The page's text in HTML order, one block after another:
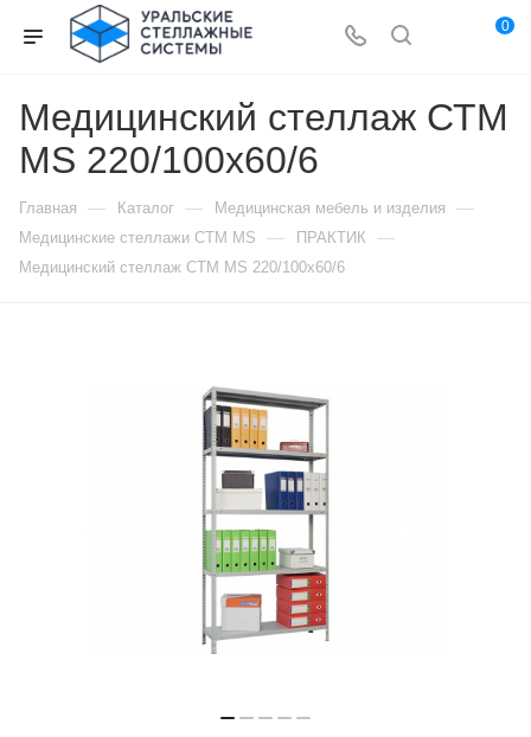
0
Медицинский стеллаж СТМ
MS 220/100х60/6
Главная — Каталог — Медицинская мебель и изделия —
Медицинские стеллажи CTM MS — ПРАКТИК —
Медицинский стеллаж СТМ MS 220/100х60/6